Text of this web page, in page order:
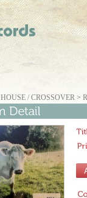
HOUSE / CROSSOVER >